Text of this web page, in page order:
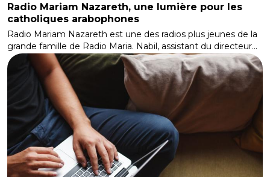
Radio Mariam Nazareth, une lumière pour les
catholiques arabophones
Radio Mariam Nazareth est une des radios plus jeunes de la
grande famille de Radio Maria. Nabil, assistant du directeur…